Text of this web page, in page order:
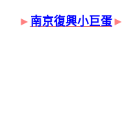
► 南京復興小巨蛋►